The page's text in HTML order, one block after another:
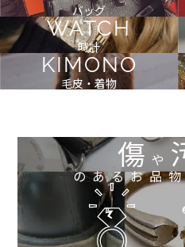
バッグ
WATCH
時計
KIMONO
毛皮・着物
傷や
のあるお品